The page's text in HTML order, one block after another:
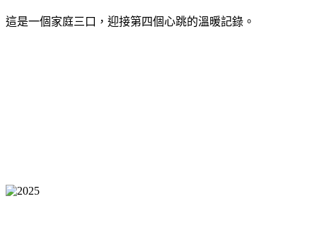
這是一個家庭三口，迎接第四個心跳的溫暖記錄。